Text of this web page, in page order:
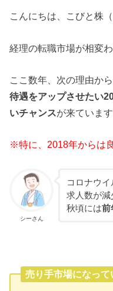
こんにちは、こびと株（
経理の転職市場が相変
ここ数年、次の理由か
待遇をアップさせたい
いチャンスが来ています
※特に、2018年からは
シーさん
コロナウ
求人数が
秋頃には前
売り手市場になって